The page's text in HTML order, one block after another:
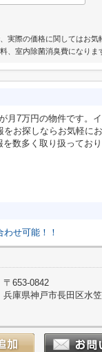
際の価格に関してはお気
、室内除菌消臭費になりま
月7万円の物件です。
お探しならお気軽に
数多く取り扱ってお
わせ可能！！
〒653-0842
兵庫県神戸市長田区水